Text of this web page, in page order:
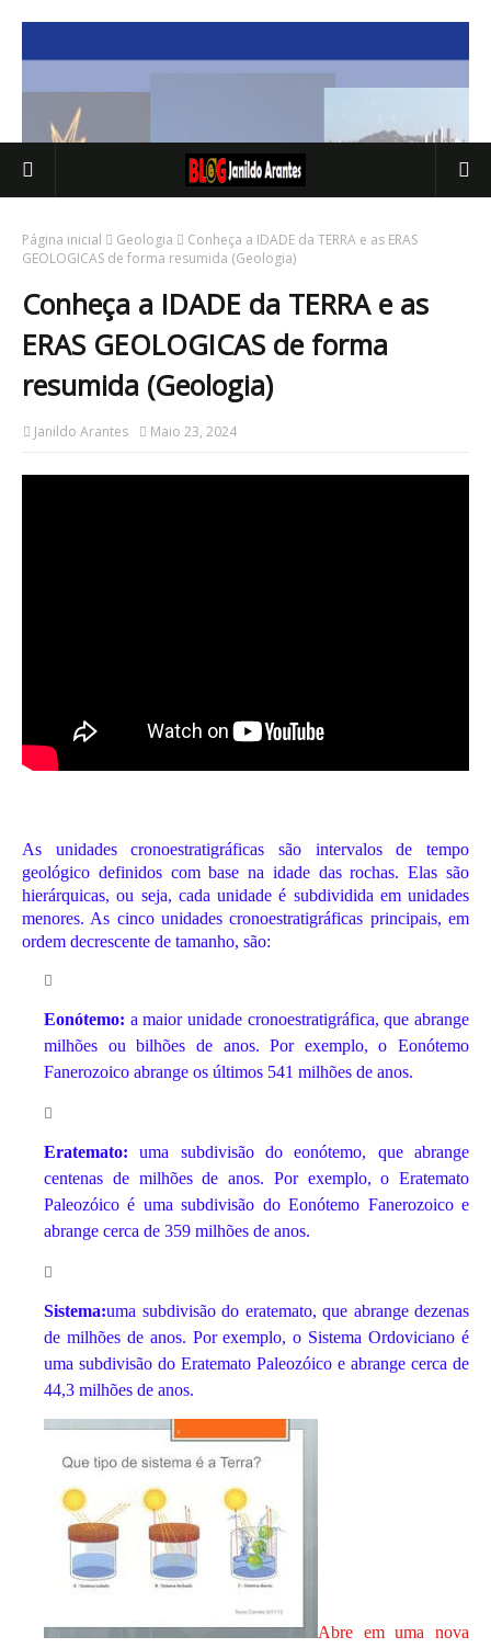
Página inicial Geologia
Conheça a IDADE da TERRA e as ERAS
GEOLOGICAS de forma resumida (Geologia)
Conheça a IDADE da TERRA e as
ERAS GEOLOGICAS de forma
resumida (Geologia)
Janildo Arantes Maio 23, 2024
As unidades cronoestratigráficas são intervalos de tempo
geológico definidos com base na idade das rochas. Elas são
hierárquicas, ou seja, cada unidade é subdividida em unidades
menores. As cinco unidades cronoestratigráficas principais, em
ordem decrescente de tamanho, são:
Eonótemo: a maior unidade cronoestratigráfica, que abrange
milhões ou bilhões de anos. Por exemplo, o Eonótemo
Fanerozoico abrange os últimos 541 milhões de anos.
Eratemato: uma subdivisão do eonótemo, que abrange
centenas de milhões de anos. Por exemplo, o Eratemato
Paleozóico é uma subdivisão do Eonótemo Fanerozoico e
abrange cerca de 359 milhões de anos.
Sistema:uma subdivisão do eratemato, que abrange dezenas
de milhões de anos. Por exemplo, o Sistema Ordoviciano é
uma subdivisão do Eratemato Paleozóico e abrange cerca de
44,3 milhões de anos.
Abre em uma nova